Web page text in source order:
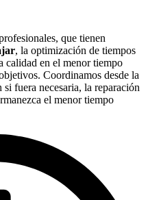
que tienen
, la optimización de tiempos
calidad en el menor tiempo
Coordinamos desde la
fuera necesaria, la reparación
el menor tiempo